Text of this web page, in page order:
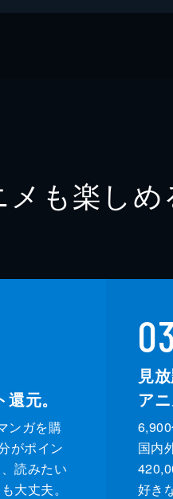
も楽しめ
元。
ンガを購
がポイン
読みたい
大丈夫。
03
見
ア
国内
好き